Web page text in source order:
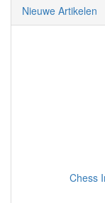
Nieuwe Artikelen
Chess